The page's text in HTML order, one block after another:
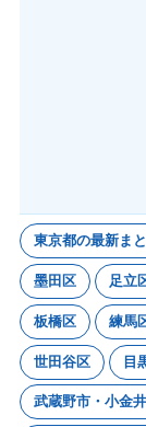
東京都の最新ま
墨田区 足立
板橋区 練馬
世田谷区 目
武蔵野市・小金